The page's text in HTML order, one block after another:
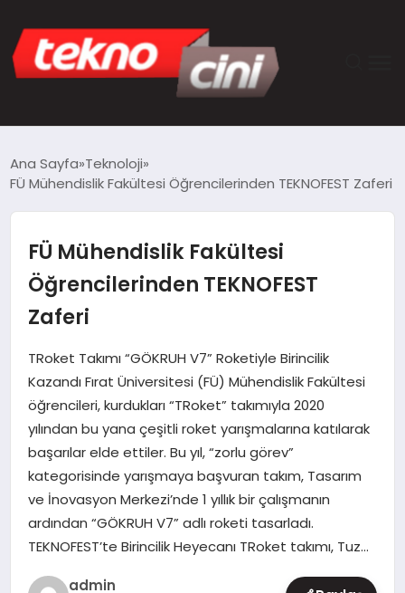
GÜNCEL
YAŞAM
DÜNYA
MAGAZIN
Ana Sayfa Teknoloji
FÜ Mühendislik Fakültesi Öğrencilerinden TEKNOFEST Zaferi
FÜ Mühendislik Fakültesi
Öğrencilerinden TEKNOFEST
Zaferi
TRoket Takımı “GÖKRUH V7” Roketiyle Birincilik
Kazandı Fırat Üniversitesi (FÜ) Mühendislik Fakültesi
öğrencileri, kurdukları “TRoket” takımıyla 2020
yılından bu yana çeşitli roket yarışmalarına katılarak
başarılar elde ettiler. Bu yıl, “zorlu görev”
kategorisinde yarışmaya başvuran takım, Tasarım
ve İnovasyon Merkezi’nde 1 yıllık bir çalışmanın
ardından “GÖKRUH V7” adlı roketi tasarladı.
TEKNOFEST’te Birincilik Heyecanı TRoket takımı, Tuz…
admin